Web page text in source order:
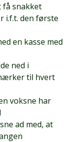
få snakket
i.f.t. den første
en kasse med
ned i
til hvert
voksne har
ad med, at